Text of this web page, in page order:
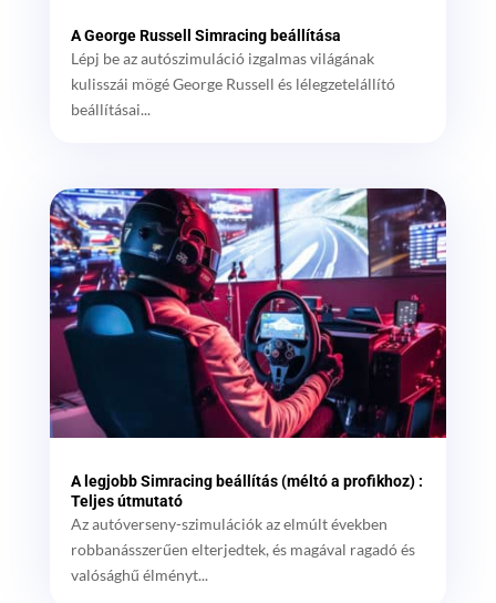
A George Russell Simracing beállítása
Lépj be az autószimuláció izgalmas világának
kulisszái mögé George Russell és lélegzetelállító
beállításai...
A legjobb Simracing beállítás (méltó a profikhoz) :
Teljes útmutató
Az autóverseny-szimulációk az elmúlt években
robbanásszerűen elterjedtek, és magával ragadó és
valósághű élményt...